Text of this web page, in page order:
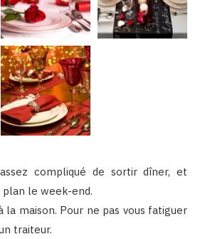
compliqué de sortir dîner, et
plan le week-end.
la maison. Pour ne pas vous fatiguer
traiteur.